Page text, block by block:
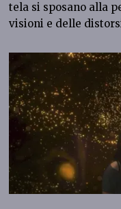
tela si sposano alla
visioni e delle